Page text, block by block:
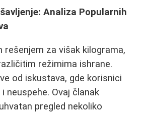
Analiza Popularnih
rešenjem za višak kilograma,
režimima ishrane.
od iskustava, gde korisnici
neuspehe. Ovaj članak
pregled nekoliko